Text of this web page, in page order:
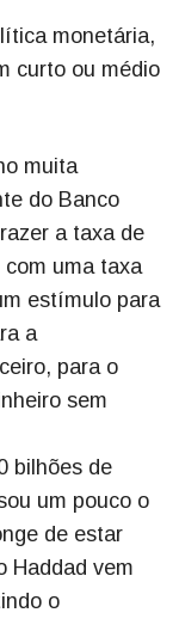
monetária,
curto ou médio
muita
do Banco
a taxa de
uma taxa
estímulo para
a
para o
sem
bilhões de
um pouco o
de estar
Haddad vem
o